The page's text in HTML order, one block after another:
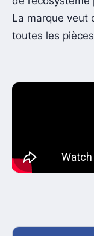
La marque veut
toutes les